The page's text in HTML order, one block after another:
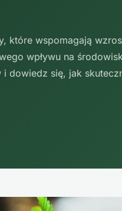
które wspomagają
wpływu na
dowiedz się, jak